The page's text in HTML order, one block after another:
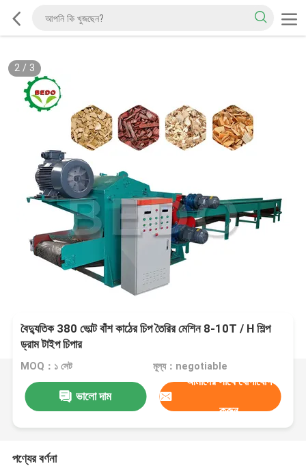
2/ 3
বৈদ্যুতিক 380 ভোল্ট বাঁশ কাঠের চিপ তৈরির মেশিন 8-10T / H শিল্প
ড্রাম টাইপ চিপার
MOQ：১ সেট মূল্য：negotiable
ভালো দাম
আমাদের সাথে যোগাযোগ
করুন
পণ্যের বর্ণনা